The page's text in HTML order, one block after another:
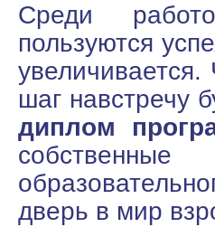
Среди
пользуются
шаг навстречу
диплом
дверь в мир